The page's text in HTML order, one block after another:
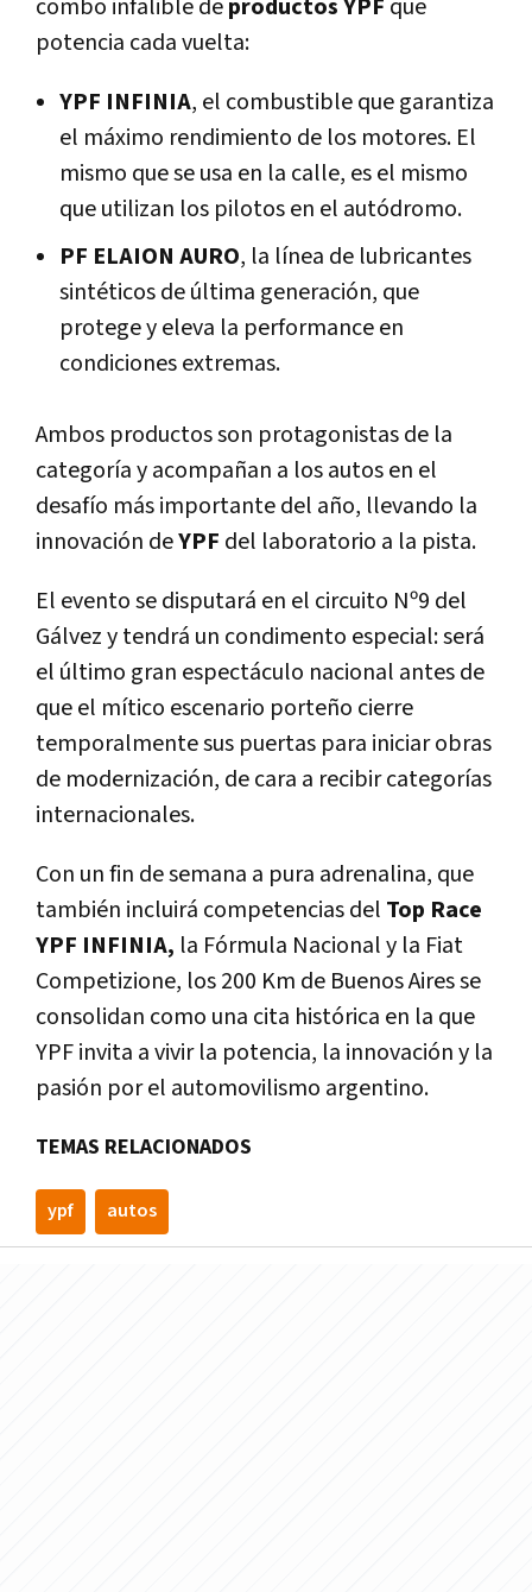
combo infalible deproductos YPF que
potencia cada vuelta:
YPF INFINIA, el combustible que garantiza
el máximo rendimiento de los motores. El
mismo que se usa en la calle, es el mismo
que utilizan los pilotos en el autódromo.
PF ELAION AURO, la línea de lubricantes
sintéticos de última generación, que
protege y eleva la performance en
condiciones extremas.
Ambos productos son protagonistas de la
categoría y acompañan a los autos en el
desafío más importante del año, llevando la
innovación deYPF del laboratorio a la pista.
El evento se disputará en el circuito Nº9 del
Gálvez y tendrá un condimento especial: será
el último gran espectáculo nacional antes de
que el mítico escenario porteño cierre
temporalmente sus puertas para iniciar obras
de modernización, de cara a recibir categorías
internacionales.
Con un fin de semana a pura adrenalina, que
también incluirá competencias del Top Race
YPF INFINIA, la Fórmula Nacional y la Fiat
Competizione, los 200 Km de Buenos Aires se
consolidan como una cita histórica en la que
YPF invita a vivir la potencia, la innovación y la
pasión por el automovilismo argentino.
TEMAS RELACIONADOS
ypf autos